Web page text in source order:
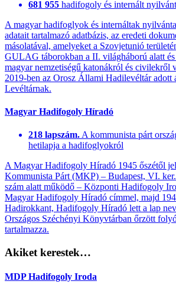
681 955 hadifogoly és internált
A magyar hadifoglyok és internáltak
adatait tartalmazó adatbázis, az eredeti
másolatával, amelyeket a Szovjetunió
GULAG táborokban a II. világháború alatt
magyar nemzetiségű katonákról és civilekről
2019-ben az Orosz Állami Hadilevéltár adott
Levéltárnak.
Magyar Hadifogoly Híradó
218 lapszám. A kommunista párt
hetilapja a hadifoglyokról
A Magyar Hadifogoly Híradó 1945 őszétől
Kommunista Párt (MKP) – Budapest, VI.
szám alatt működő – Központi Hadifogoly
Magyar Hadifogoly Híradó címmel, majd
Hadirokkant, Hadifogoly Híradó lett a lap
Országos Széchényi Könyvtárban őrzött
tartalmazza.
Akiket kerestek…
MDP Hadifogoly Iroda